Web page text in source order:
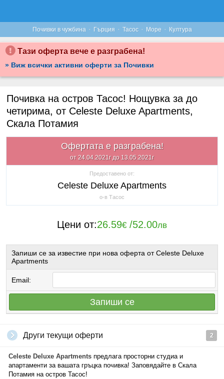
Почивки в чужбина · Гърция · Тасос · Море · Култура
Тази оферта вече е разграбена!
» Виж всички активни оферти за Почивки
Почивка на остров Тасос! Нощувка за до
четирима, от Celeste Deluxe Apartments,
Скала Потамия
Офертата е разграбена!
от 24.04.2021г до 13.05.2021г
Предоставено от:
Celeste Deluxe Apartments
о-в Тасос
Цени от:26.59€ /52.00лв
Запиши се за известие при нова оферта от Celeste Deluxe
Apartments
Email:
Запиши се
Други текущи оферти 2
Celeste Deluxe Apartments предлага просторни студиа и
апартаменти за вашата гръцка почивка! Заповядайте в Скала
Потамия на остров Тасос!